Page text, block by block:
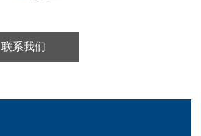
联系我们